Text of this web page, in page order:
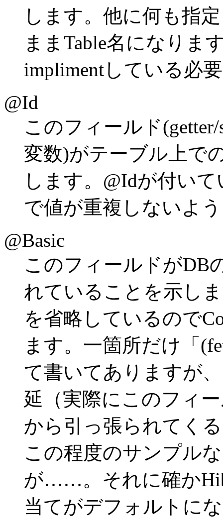
します。他に何も指
ままTable名になりま
implimentしている必
@Id
このフィールド
変数)がテーブル上で
します。@Idが付い
で値が重複しないよ
@Basic
このフィールドがDB
れていることを示し
を省略しているので
ます。一箇所だけ「
て書いてありますが
延（実際にこのフィ
から引っ張られてく
この程度のサンプル
が……。それに確か
当てがデフォルトに